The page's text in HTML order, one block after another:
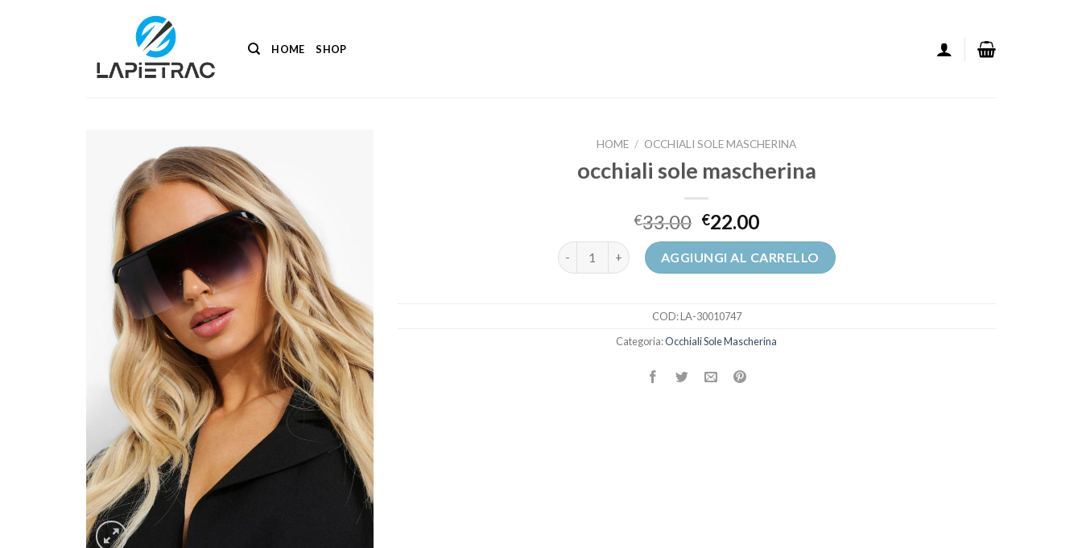
HOME SHOP
HOME / OCCHIALI SOLE MASCHERINA
occhiali sole mascherina
€33.00 €22.00
occhiali sole mascherina quantitàAGGIUNGI AL CARRELLO
COD:LA-30010747
Categoria:Occhiali Sole Mascherina